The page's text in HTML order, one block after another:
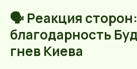
🗣️ Реакция сторон:
благодарность
гнев Киева